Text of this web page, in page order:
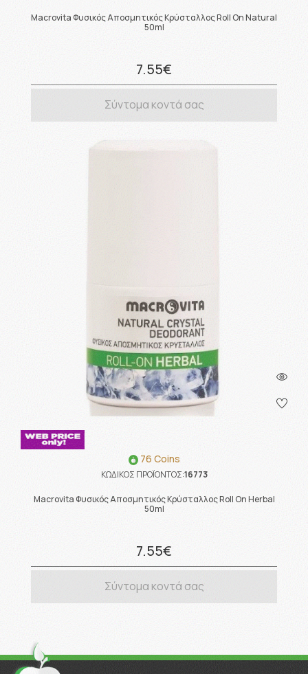
Macrovita Φυσικός Αποσμητικός Κρύσταλλος Roll On Natural
50ml
7.55€
Σύντομα κοντά σας
76 Coins
ΚΩΔΙΚΟΣ ΠΡΟΪΟΝΤΟΣ:16773
Macrovita Φυσικός Αποσμητικός Κρύσταλλος Roll On Herbal
50ml
7.55€
Σύντομα κοντά σας